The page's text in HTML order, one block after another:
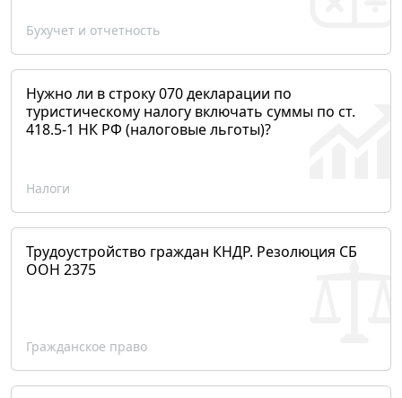
Бухучет и отчетность
Нужно ли в строку 070 декларации по
туристическому налогу включать суммы по ст.
418.5-1 НК РФ (налоговые льготы)?
Налоги
Трудоустройство граждан КНДР. Резолюция СБ
ООН 2375
Гражданское право